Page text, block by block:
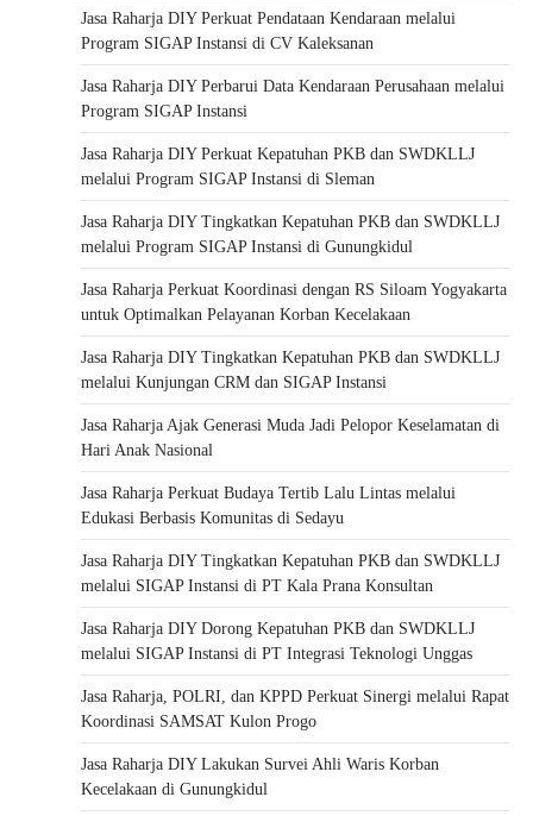
Jasa Raharja DIY Perkuat Pendataan Kendaraan melalui
Program SIGAP Instansi di CV Kaleksanan
Jasa Raharja DIY Perbarui Data Kendaraan Perusahaan melalui
Program SIGAP Instansi
Jasa Raharja DIY Perkuat Kepatuhan PKB dan SWDKLLJ
melalui Program SIGAP Instansi di Sleman
Jasa Raharja DIY Tingkatkan Kepatuhan PKB dan SWDKLLJ
melalui Program SIGAP Instansi di Gunungkidul
Jasa Raharja Perkuat Koordinasi dengan RS Siloam Yogyakarta
untuk Optimalkan Pelayanan Korban Kecelakaan
Jasa Raharja DIY Tingkatkan Kepatuhan PKB dan SWDKLLJ
melalui Kunjungan CRM dan SIGAP Instansi
Jasa Raharja Ajak Generasi Muda Jadi Pelopor Keselamatan di
Hari Anak Nasional
Jasa Raharja Perkuat Budaya Tertib Lalu Lintas melalui
Edukasi Berbasis Komunitas di Sedayu
Jasa Raharja DIY Tingkatkan Kepatuhan PKB dan SWDKLLJ
melalui SIGAP Instansi di PT Kala Prana Konsultan
Jasa Raharja DIY Dorong Kepatuhan PKB dan SWDKLLJ
melalui SIGAP Instansi di PT Integrasi Teknologi Unggas
Jasa Raharja, POLRI, dan KPPD Perkuat Sinergi melalui Rapat
Koordinasi SAMSAT Kulon Progo
Jasa Raharja DIY Lakukan Survei Ahli Waris Korban
Kecelakaan di Gunungkidul